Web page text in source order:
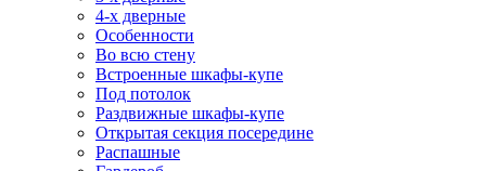
4-х дверные
Особенности
Во всю стену
Встроенные шкафы-купе
Под потолок
Раздвижные шкафы-купе
Открытая секция посередине
Распашные